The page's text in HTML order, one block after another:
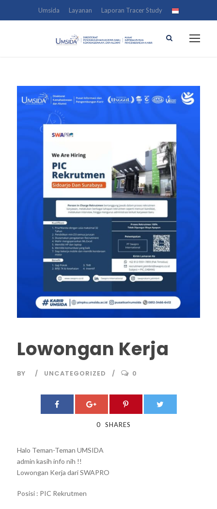
Umsida Layanan Laporan Tracer Study
Lowongan Kerja
BY UNCATEGORIZED 0
0 SHARES
Halo Teman-Teman UMSIDA
admin kasih info nih !!
Lowongan Kerja dari SWAPRO
Posisi : PIC Rekrutmen